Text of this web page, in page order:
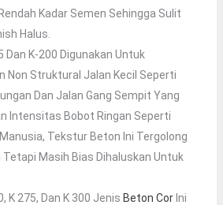
Kadar Semen Sehingga Sulit
Halus.
Dan K-200 Digunakan Untuk
Non Struktural Jalan Kecil Seperti
Dan Jalan Gang Sempit Yang
Intensitas Bobot Ringan Seperti
Tekstur Beton Ini Tergolong
Tetapi Masih Bias Dihaluskan Untuk
K 275, Dan K 300 Jenis Beton CorIni